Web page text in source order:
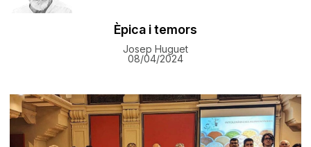
Èpica i temors
Josep Huguet
08/04/2024